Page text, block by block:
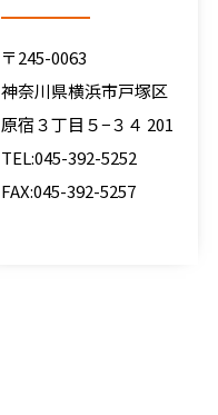
〒245-0063
神奈川県横浜市戸塚区
原宿３丁目５−３４ 201
TEL:045-392-5252
FAX:045-392-5257